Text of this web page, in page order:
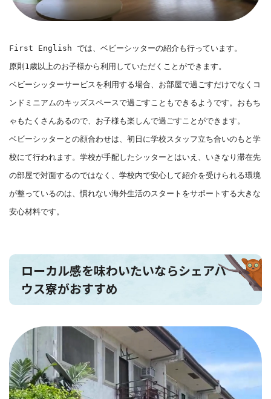
First English では、ベビーシッターの紹介も行っています。
原則1歳以上のお子様から利用していただくことができます。
ベビーシッターサービスを利用する場合、お部屋で過ごすだけでなくコ
ンドミニアムのキッズスペースで過ごすこともできるようです。おもち
ゃもたくさんあるので、お子様も楽しんで過ごすことができます。
ベビーシッターとの顔合わせは、初日に学校スタッフ立ち合いのもと学
校にて行われます。学校が手配したシッターとはいえ、いきなり滞在先
の部屋で対面するのではなく、学校内で安心して紹介を受けられる環境
が整っているのは、慣れない海外生活のスタートをサポートする大きな
安心材料です。
ローカル感を味わいたいならシェアハ
ウス寮がおすすめ